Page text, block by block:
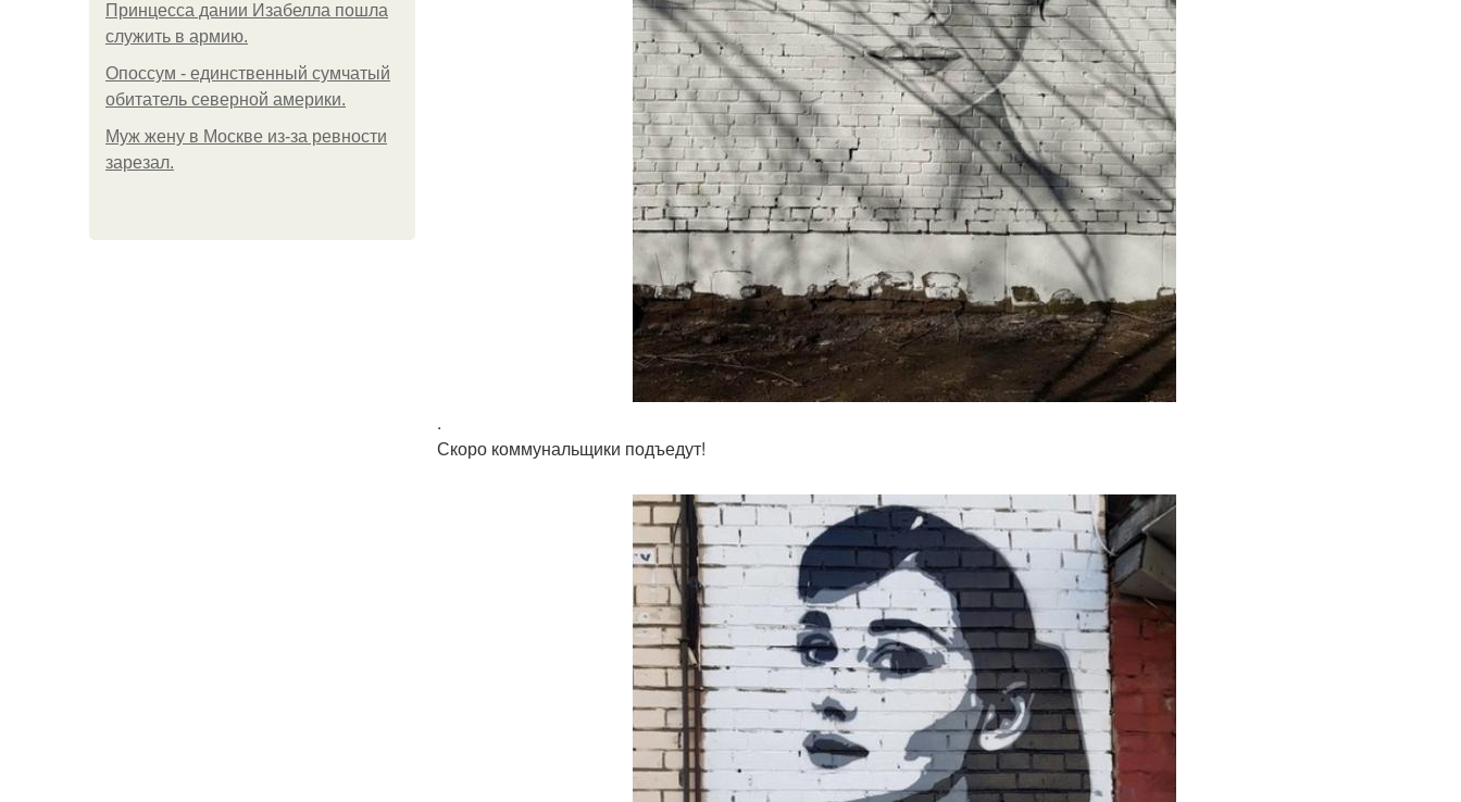
Принцесса дании Изабелла пошла
служить в армию.
Опоссум - единственный сумчатый
обитатель северной америки.
Mуж жену в Москве из-за ревности
зарезал.
.
Скоро коммунальщики подъедут!